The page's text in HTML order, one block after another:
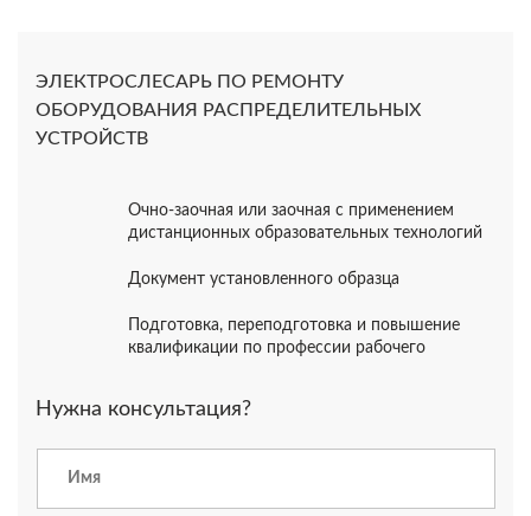
ЭЛЕКТРОСЛЕСАРЬ ПО РЕМОНТУ
ОБОРУДОВАНИЯ РАСПРЕДЕЛИТЕЛЬНЫХ
УСТРОЙСТВ
Очно-заочная или заочная с применением
дистанционных образовательных технологий
Документ установленного образца
Подготовка, переподготовка и повышение
квалификации по профессии рабочего
Нужна консультация?